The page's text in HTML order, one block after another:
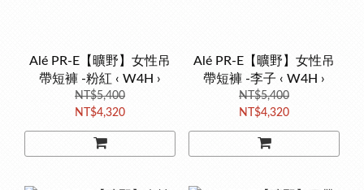
Alé PR-E【曠野】女性吊
帶短褲 -粉紅 ‹ W4H ›
NT$5,400
NT$4,320
Alé PR-E【曠野】女性吊
帶短褲 -李子 ‹ W4H ›
NT$5,400
NT$4,320